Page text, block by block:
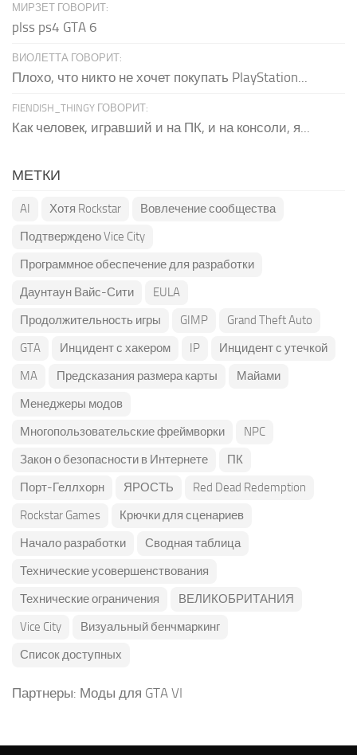
МИРЗЕТ ГОВОРИТ:
plss ps4 GTA 6
ВИОЛЕТТА ГОВОРИТ:
Плохо, что никто не хочет покупать PlayStation...
FIENDISH_THINGY ГОВОРИТ:
Как человек, игравший и на ПК, и на консоли, я...
МЕТКИ
AI Хотя Rockstar
Вовлечение сообщества
Подтверждено Vice City
Программное обеспечение для разработки
Даунтаун Вайс-Сити
EULA
Продолжительность игры
GIMP
Grand Theft Auto
GTA
Инцидент с хакером IP
Инцидент с утечкой
MA
Предсказания размера карты
Майами
Менеджеры модов
Многопользовательские фреймворки
NPC
Закон о безопасности в Интернете
ПК
Порт-Геллхорн
ЯРОСТЬ
Red Dead Redemption
Rockstar Games
Крючки для сценариев
Начало разработки
Сводная таблица
Технические усовершенствования
Технические ограничения
ВЕЛИКОБРИТАНИЯ
Vice City
Визуальный бенчмаркинг
Список доступных
Партнеры: Моды для GTA VI